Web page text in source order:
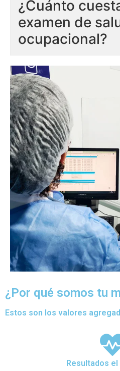
¿Cuánto
examen de
ocupacional?
¿Por qué somos tu
Estos son los valores
Resultados